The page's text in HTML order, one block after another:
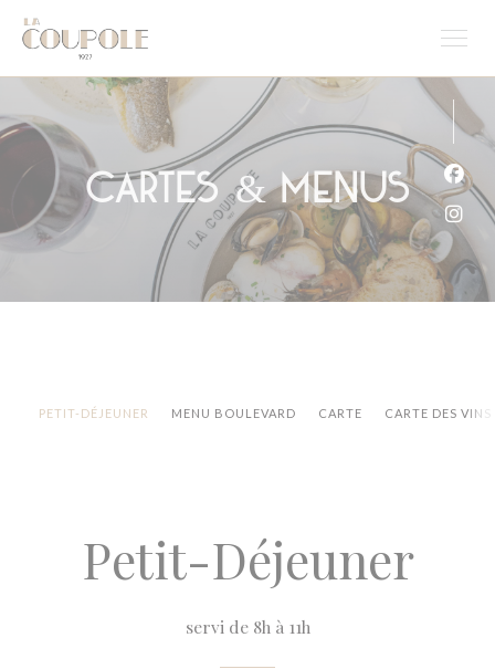
Personnalisation de vos choix en matière de cookies
Cartes & Menus
PETIT-DÉJEUNER MENU BOULEVARD CARTE CARTE DES VINS
Petit-Déjeuner
servi de 8h à 11h